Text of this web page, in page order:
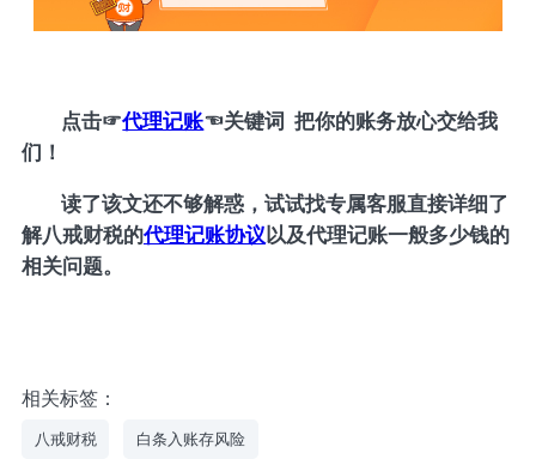
点击☞代理记账☜关键词 把你的账务放心交给我
们！
读了该文还不够解惑，试试找专属客服直接详细了
解八戒财税的代理记账协议以及代理记账一般多少钱的
相关问题。
相关标签：
八戒财税 白条入账存风险